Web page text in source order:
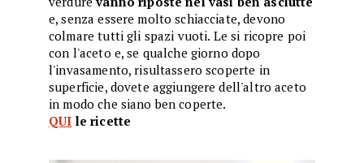
e, senza essere molto schiacciate, devono
colmare tutti gli spazi vuoti. Le si ricopre poi
con l'aceto e, se qualche giorno dopo
l'invasamento, risultassero scoperte in
superficie, dovete aggiungere dell'altro aceto
in modo che siano ben coperte.
QUI le ricette